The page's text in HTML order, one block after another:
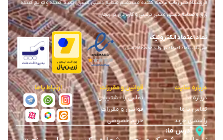
فروشگاه مس ناب عرضه کننده مستقیم صنایع دستی مسی ، تولید کننده و توزیع کننده
ورق و صنایع دستی مسی تزئینی و کاربردی در زنجان
نماد اعتماد الکترونیک
مس ناب ، نماد اعتماد در تولید محصولات مسی
درباره سایت
درباره ما
تماس با ما
راهنمای خرید
قوانین و مقررات
تماس با پشتیبانی
قوانین و مقررات
حریم خصوصی
ارتباط با ما
آدرس ما: